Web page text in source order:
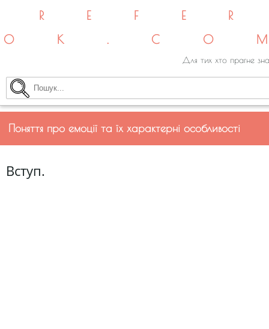
Для тих хто прагне
Поняття про емоції та їх характерні особливості
Вступ.